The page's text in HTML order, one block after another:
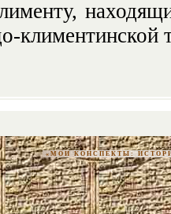
климентинской
«МОИ КОНСПЕКТЫ: